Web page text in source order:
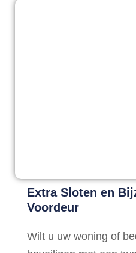
Extra Sloten en
Voordeur
Wilt u uw woning of